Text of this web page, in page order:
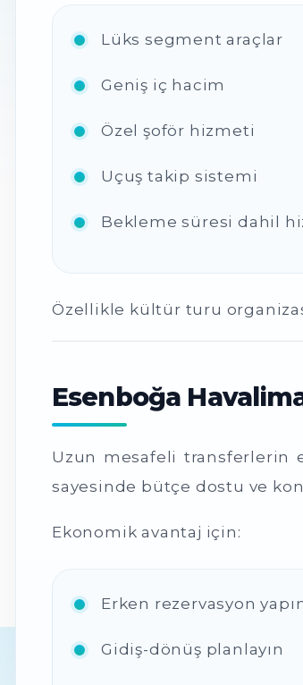
Lüks segment araçlar
Geniş iç hacim
Özel şoför hizmeti
Uçuş takip sistemi
Bekleme süresi dahil
Özellikle kültür turu
Esenboğa
Uzun mesafeli transferlerin
sayesinde bütçe dostu ve
Ekonomik avantaj için:
Erken rezervasyon
Gidiş-dönüş planlayın